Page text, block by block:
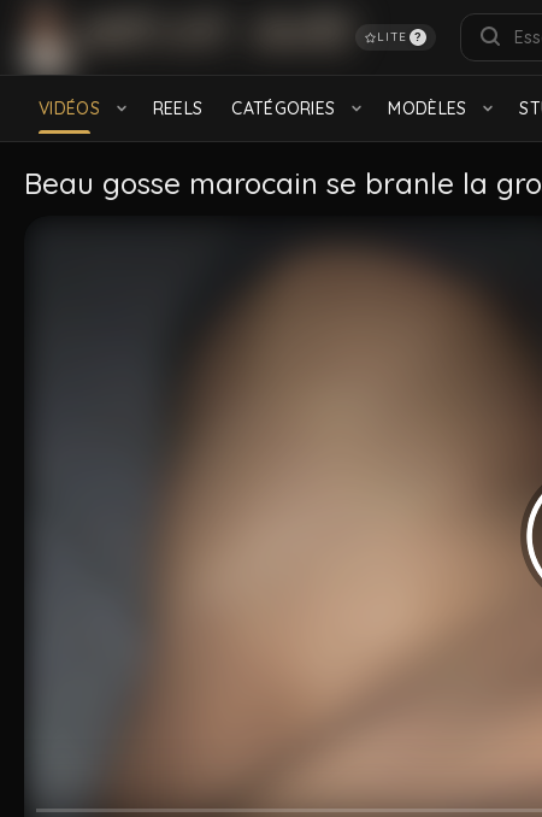
LITE ?
Black
VIDÉOS REELS CATÉGORIES MODÈLES
Beau gosse marocain se branle la